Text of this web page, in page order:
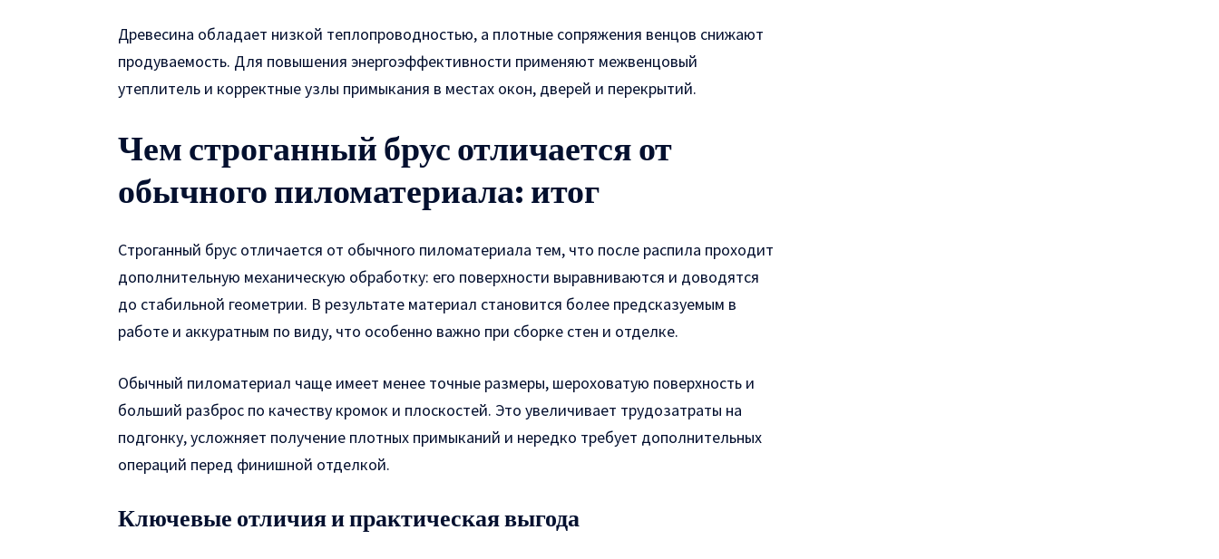
Древесина обладает низкой теплопроводностью, а плотные сопряжения венцов снижают
продуваемость. Для повышения энергоэффективности применяют межвенцовый
утеплитель и корректные узлы примыкания в местах окон, дверей и перекрытий.
Чем строганный брус отличается от
обычного пиломатериала: итог
Строганный брус отличается от обычного пиломатериала тем, что после распила проходит
дополнительную механическую обработку: его поверхности выравниваются и доводятся
до стабильной геометрии. В результате материал становится более предсказуемым в
работе и аккуратным по виду, что особенно важно при сборке стен и отделке.
Обычный пиломатериал чаще имеет менее точные размеры, шероховатую поверхность и
больший разброс по качеству кромок и плоскостей. Это увеличивает трудозатраты на
подгонку, усложняет получение плотных примыканий и нередко требует дополнительных
операций перед финишной отделкой.
Ключевые отличия и практическая выгода